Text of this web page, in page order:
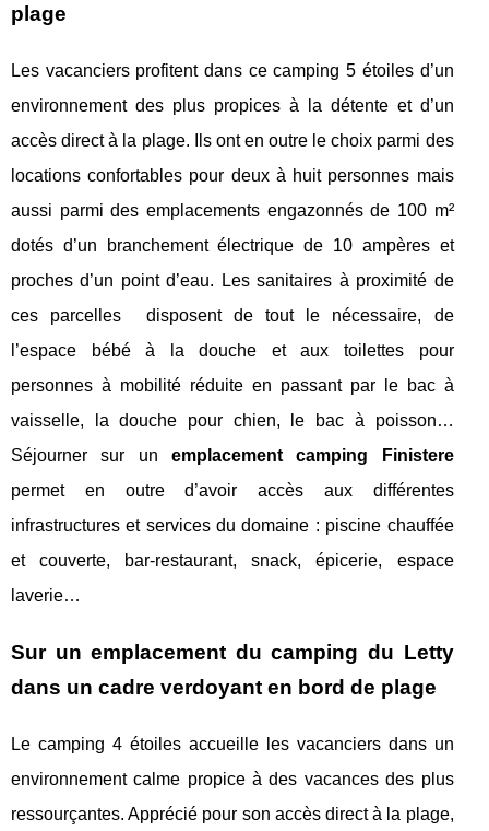
plage
Les vacanciers profitent dans ce camping 5 étoiles d’un
environnement des plus propices à la détente et d’un
accès direct à la plage. Ils ont en outre le choix parmi des
locations confortables pour deux à huit personnes mais
aussi parmi des emplacements engazonnés de 100 m²
dotés d’un branchement électrique de 10 ampères et
proches d’un point d’eau. Les sanitaires à proximité de
ces parcelles disposent de tout le nécessaire, de
l’espace bébé à la douche et aux toilettes pour
personnes à mobilité réduite en passant par le bac à
vaisselle, la douche pour chien, le bac à poisson…
Séjourner sur un emplacement camping Finistere
permet en outre d’avoir accès aux différentes
infrastructures et services du domaine : piscine chauffée
et couverte, bar-restaurant, snack, épicerie, espace
laverie…
Sur un emplacement du camping du Letty
dans un cadre verdoyant en bord de plage
Le camping 4 étoiles accueille les vacanciers dans un
environnement calme propice à des vacances des plus
ressourçantes. Apprécié pour son accès direct à la plage,